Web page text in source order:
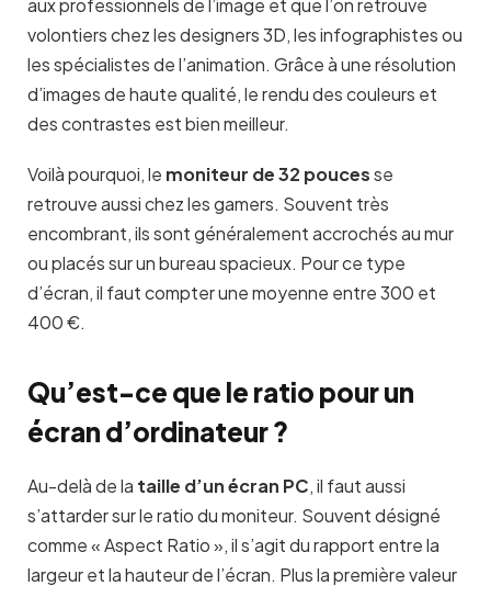
aux professionnels de l’image et que l’on retrouve
volontiers chez les designers 3D, les infographistes ou
les spécialistes de l’animation. Grâce à une résolution
d’images de haute qualité, le rendu des couleurs et
des contrastes est bien meilleur.
Voilà pourquoi, le moniteur de 32 poucesse
retrouve aussi chez les gamers. Souvent très
encombrant, ils sont généralement accrochés au mur
ou placés sur un bureau spacieux. Pour ce type
d’écran, il faut compter une moyenne entre 300 et
400 €.
Qu’est-ce que le ratio pour un
écran d’ordinateur ?
Au-delà de la taille d’un écran PC, il faut aussi
s’attarder sur le ratio du moniteur. Souvent désigné
comme « Aspect Ratio », il s’agit du rapport entre la
largeur et la hauteur de l’écran. Plus la première valeur